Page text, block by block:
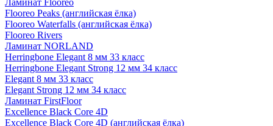
Ламинат Flooreo
Flooreo Peaks (английская ёлка)
Flooreo Waterfalls (английская ёлка)
Flooreo Rivers
Ламинат NORLAND
Herringbone Elegant 8 мм 33 класс
Herringbone Elegant Strong 12 мм 34 класс
Elegant 8 мм 33 класс
Elegant Strong 12 мм 34 класс
Ламинат FirstFloor
Excellence Black Core 4D
Excellence Black Core 4D (английская ёлка)